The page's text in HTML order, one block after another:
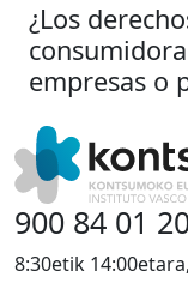
¿Los
empresas o
900 84 01
8:30etik